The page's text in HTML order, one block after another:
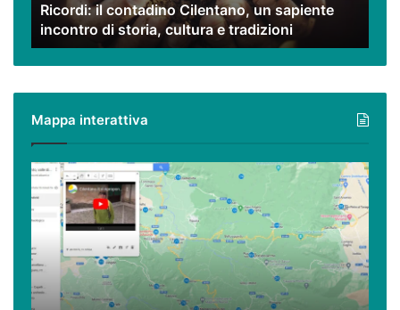
storia,
cultura
e
tradizioni
Ricordi: il contadino Cilentano, un sapiente
incontro di storia, cultura e tradizioni
Mappa interattiva
Cilento,
Vallo
di
Diano
ed
Alburni
(e
dintorni)